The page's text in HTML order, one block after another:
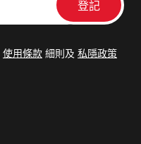
使用條款 細則及 私隱政策